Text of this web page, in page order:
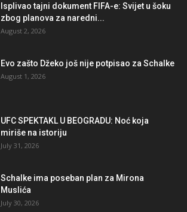
Isplivao tajni dokument FIFA-e: Svijet u šoku
zbog planova za naredni...
August 2, 2026
Evo zašto Džeko još nije potpisao za Schalke
August 1, 2026
UFC SPEKTAKL U BEOGRADU: Noć koja
miriše na istoriju
July 31, 2026
Schalke ima poseban plan za Mirona
Muslića
July 30, 2026